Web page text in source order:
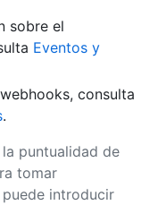
sobre el
Eventos y
consulta
.
puntualidad de
tomar
introducir